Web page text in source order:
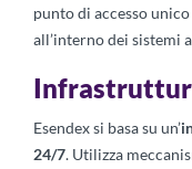
punto di accesso
all’interno dei sistemi
Esendex si basa su un’
24/7. Utilizza